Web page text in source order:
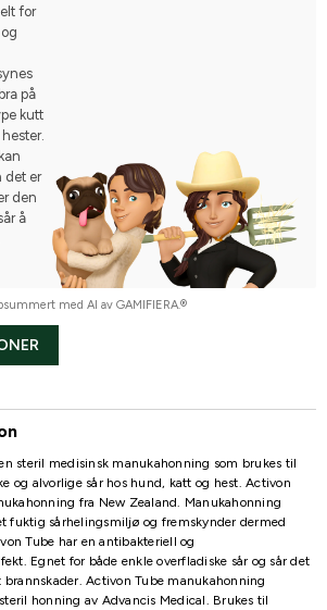
for
på
kutt
det er
den
å
med AI av GAMIFIERA.®
steril medisinsk manukahonning som brukes til
og alvorlige sår hos hund, katt og hest. Activon
fra New Zealand. Manukahonning
fuktig sårhelingsmiljø og fremskynder dermed
Tube har en antibakteriell og
Egnet for både enkle overfladiske sår og sår det
Activon Tube manukahonning
honning av Advancis Medical. Brukes til